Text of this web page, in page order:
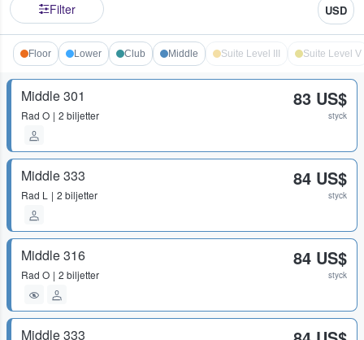
Filter USD
Floor Lower Club Middle Suite Level III Suite Level V
Middle 301
Rad O 2 biljetter
83 US$
styck
Middle 333
Rad L 2 biljetter
84 US$
styck
Middle 316
Rad O 2 biljetter
84 US$
styck
Middle 333